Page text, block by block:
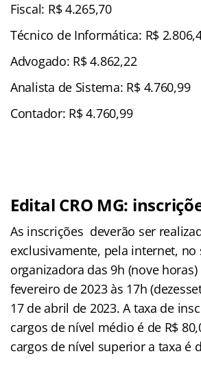
Fiscal: R$ 4.265,70
Técnico de Informática: R$
Advogado: R$ 4.862,22
Analista de Sistema: R$ 4.760,99
Contador: R$ 4.760,99
Edital CRO MG:
As inscrições deverão ser
exclusivamente, pela internet, no
organizadora das 9h (nove
fevereiro de 2023 às 17h
17 de abril de 2023. A taxa de
cargos de nível médio é de R$
cargos de nível superior a taxa é